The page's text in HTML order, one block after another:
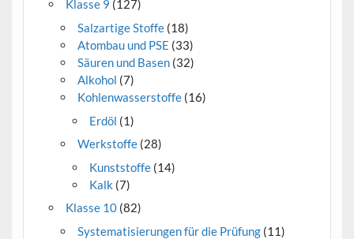
Klasse 9 (127)
Salzartige Stoffe (18)
Atombau und PSE (33)
Säuren und Basen (32)
Alkohol (7)
Kohlenwasserstoffe (16)
Erdöl (1)
Werkstoffe (28)
Kunststoffe (14)
Kalk (7)
Klasse 10(82)
Systematisierungen für die Prüfung (11)